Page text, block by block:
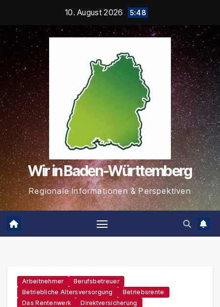
springen
10. August 2026 5:48
Wir in Baden-Württemberg
Regionale Informationen & Perspektiven
Arbeitnehmer
Berufsbetreuer
Betriebliche Altersversorgung
Betriebsrente
Das Rentenwerk
Direktversicherung